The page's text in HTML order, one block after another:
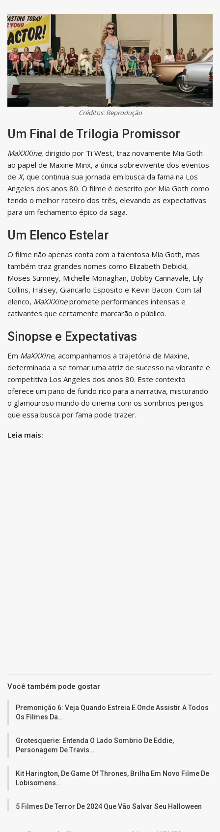
Créditos: Reprodução
Um Final de Trilogia Promissor
MaXXXine, dirigido por Ti West, traz novamente Mia Goth
ao papel de Maxine Minx, a única sobrevivente dos eventos
de X, que continua sua jornada em busca da fama na Los
Angeles dos anos 80. O filme é descrito por Mia Goth como
tendo o melhor roteiro dos três, elevando as expectativas
para um fechamento épico da saga.
Um Elenco Estelar
O filme não apenas conta com a talentosa Mia Goth, mas
também traz grandes nomes como Elizabeth Debicki,
Moses Sumney, Michelle Monaghan, Bobby Cannavale, Lily
Collins, Halsey, Giancarlo Esposito e Kevin Bacon. Com tal
elenco, MaXXXinepromete performances intensas e
cativantes que certamente marcarão o público.
Sinopse e Expectativas
Em MaXXXine, acompanhamos a trajetória de Maxine,
determinada a se tornar uma atriz de sucesso na vibrante e
competitiva Los Angeles dos anos 80. Este contexto
oferece um pano de fundo rico para a narrativa, misturando
o glamouroso mundo do cinema com os sombrios perigos
que essa busca por fama pode trazer.
Leia mais:
Você também pode gostar
Premonição 6: Veja Quando Estreia E Onde Assistir A Todos
Os Filmes Da…
Grotesquerie: Entenda O Lado Sombrio De Eddie,
Personagem De Travis…
Kit Harington, De Game Of Thrones, Brilha Em Novo Filme De
Lobisomens…
5 Filmes De Terror De 2024 Que Vão Salvar Seu Halloween